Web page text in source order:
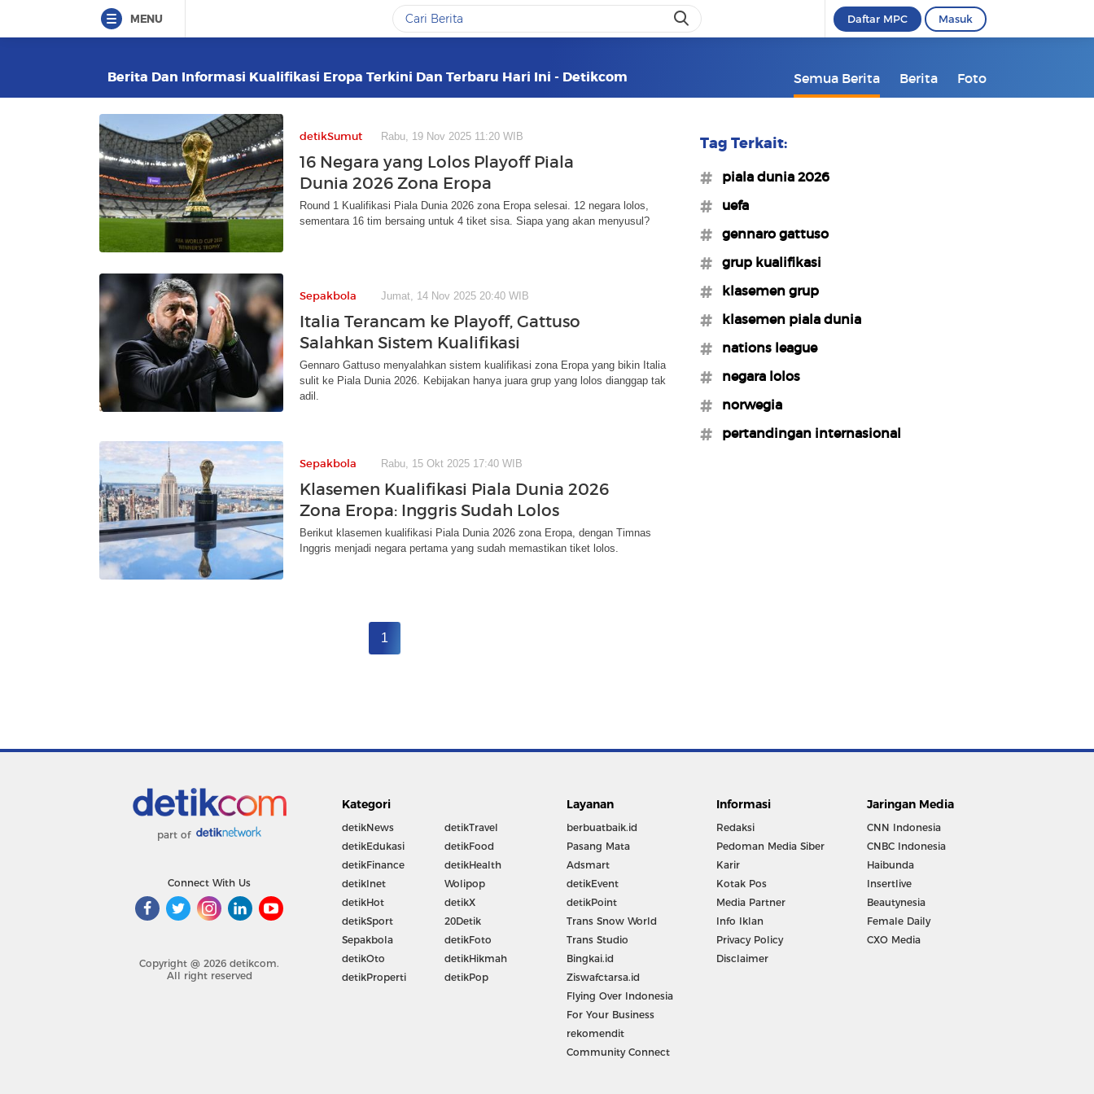
MENU Daftar MPC Masuk
Berita Dan Informasi Kualifikasi Eropa Terkini Dan Terbaru Hari Ini - Detikcom Semua Berita Berita Foto
detikSumut Rabu, 19 Nov 2025 11:20 WIB
16 Negara yang Lolos Playoff Piala
Dunia 2026 Zona Eropa
Round 1 Kualifikasi Piala Dunia 2026 zona Eropa selesai. 12 negara lolos,
sementara 16 tim bersaing untuk 4 tiket sisa. Siapa yang akan menyusul?
Sepakbola Jumat, 14 Nov 2025 20:40 WIB
Italia Terancam ke Playoff, Gattuso
Salahkan Sistem Kualifikasi
Gennaro Gattuso menyalahkan sistem kualifikasi zona Eropa yang bikin Italia
sulit ke Piala Dunia 2026. Kebijakan hanya juara grup yang lolos dianggap tak
adil.
Sepakbola Rabu, 15 Okt 2025 17:40 WIB
Klasemen Kualifikasi Piala Dunia 2026
Zona Eropa: Inggris Sudah Lolos
Berikut klasemen kualifikasi Piala Dunia 2026 zona Eropa, dengan Timnas
Inggris menjadi negara pertama yang sudah memastikan tiket lolos.
1
Tag Terkait:
#piala dunia 2026
#uefa
#gennaro gattuso
#grup kualifikasi
#klasemen grup
#klasemen piala dunia
#nations league
#negara lolos
#norwegia
#pertandingan internasional
part of
Connect With Us
Copyright @ 2026 detikcom.
All right reserved
Kategori
detikNews
detikEdukasi
detikFinance
detikInet
detikHot
detikSport
Sepakbola
detikOto
detikProperti
detikTravel
detikFood
detikHealth
Wolipop
detikX
20Detik
detikFoto
detikHikmah
detikPop
Layanan
berbuatbaik.id
Pasang Mata
Adsmart
detikEvent
detikPoint
Trans Snow World
Trans Studio
Bingkai.id
Ziswafctarsa.id
Flying Over Indonesia
For Your Business
rekomendit
Community Connect
Informasi
Redaksi
Pedoman Media Siber
Karir
Kotak Pos
Media Partner
Info Iklan
Privacy Policy
Disclaimer
Jaringan Media
CNN Indonesia
CNBC Indonesia
Haibunda
Insertlive
Beautynesia
Female Daily
CXO Media